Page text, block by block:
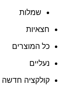
שמלות
חצאיות
כל המוצרים
נעליים
קולקציה חדשה